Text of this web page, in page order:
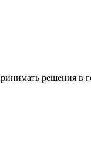
решения в